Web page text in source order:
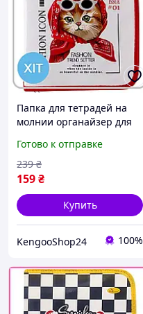
Папка для тетрадей на
молнии органайзер для
принадлежностей и
документов для девочки с
котом MEOW
Готово к отправке
159₴
239 ₴
Купить
KengooShop24 100%